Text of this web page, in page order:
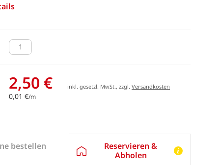
2,50 €
0,01 €/m
inkl. gesetzl. MwSt., zzgl.Versandkosten
bestellen
Reservieren &
Abholen